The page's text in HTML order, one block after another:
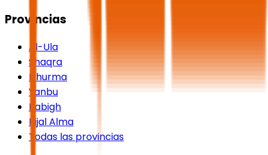
Provincias
Al-Ula
Shaqra
Dhurma
Yanbu
Rabigh
Rijal Alma
Todas las provincias